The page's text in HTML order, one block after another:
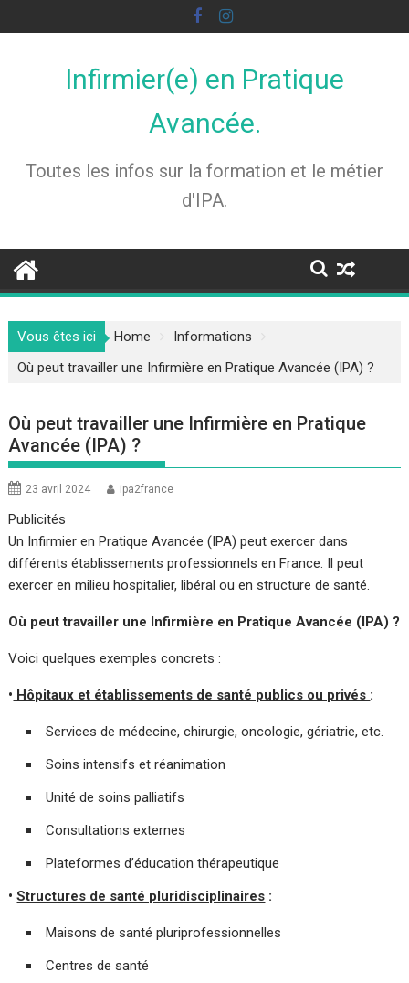
to
Infirmier(e) en Pratique
Avancée.
Toutes les infos sur la formation et le métier
d'IPA.
Vous êtes ici Home
Informations
Où peut travailler une Infirmière en Pratique Avancée (IPA) ?
Où peut travailler une Infirmière en Pratique
Avancée (IPA) ?
23 avril 2024 ipa2france
Publicités
Un Infirmier en Pratique Avancée (IPA) peut exercer dans
différents établissements professionnels en France. Il peut
exercer en milieu hospitalier, libéral ou en structure de santé.
Où peut travailler une Infirmière en Pratique Avancée (IPA) ?
Voici quelques exemples concrets :
• Hôpitaux et établissements de santé publics ou privés :
Services de médecine, chirurgie, oncologie, gériatrie, etc.
Soins intensifs et réanimation
Unité de soins palliatifs
Consultations externes
Plateformes d’éducation thérapeutique
•Structures de santé pluridisciplinaires :
Maisons de santé pluriprofessionnelles
Centres de santé